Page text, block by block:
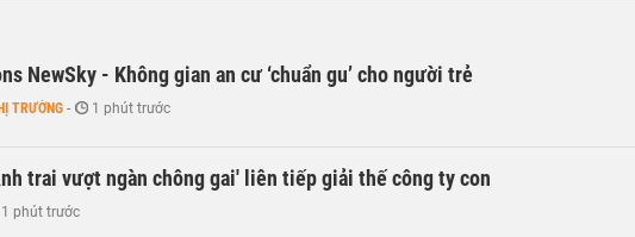
NewSky - Không gian an cư ‘chuẩn gu’ cho người trẻ
TRƯỜNG - 1 phút trước
trai vượt ngàn chông gai' liên tiếp giải thế công ty con
1 phút trước